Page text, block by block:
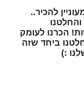
להכיר..
הכרנו לעומק
ביחד שזה
:)